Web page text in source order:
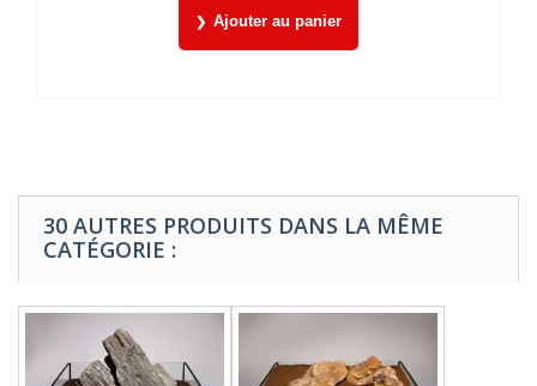
Ajouter au panier
30 AUTRES PRODUITS DANS LA MÊME
CATÉGORIE :